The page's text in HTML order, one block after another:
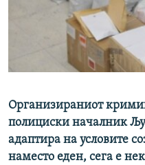
РСЕ веб страници
Организираниот
полициски началник
адаптира на условите
наместо еден, сега е